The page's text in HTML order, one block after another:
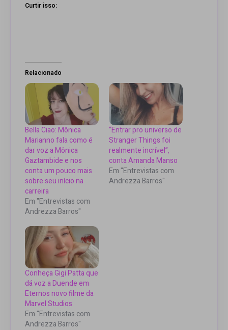
Curtir isso:
Relacionado
Bella Ciao: Mônica
Marianno fala como é
dar voz a Mônica
Gaztambide e nos
conta um pouco mais
sobre seu início na
carreira
Em "Entrevistas com
Andrezza Barros"
“Entrar pro universo de
Stranger Things foi
realmente incrível”,
conta Amanda Manso
Em "Entrevistas com
Andrezza Barros"
Conheça Gigi Patta que
dá voz a Duende em
Eternos novo filme da
Marvel Studios
Em "Entrevistas com
Andrezza Barros"